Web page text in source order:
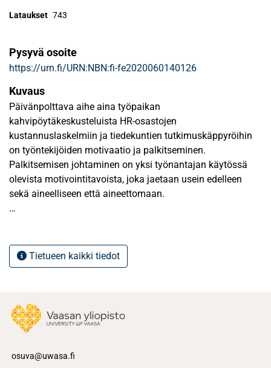
Lataukset 743
Pysyvä osoite
https://urn.fi/URN:NBN:fi-fe2020060140126
Kuvaus
Päivänpolttava aihe aina työpaikan
kahvipöytäkeskusteluista HR-osastojen
kustannuslaskelmiin ja tiedekuntien tutkimuskäppyröihin
on työntekijöiden motivaatio ja palkitseminen.
Palkitsemisen johtaminen on yksi työnantajan käytössä
olevista motivointitavoista, joka jaetaan usein edelleen
sekä aineelliseen että aineettomaan.
palkitseminen usein lähiesimiehen harteille. Lisäksi
motivaation synnyttäminen palkitsemisen avulla ei ole
sukupolvet kokevat työelämää eri tavoin ja arvostavat
työssä eri asioita.
Tämä kvalitatiivinen tutkielma keskittyy tarkastelemaan
Tietueen kaikki tiedot
osuva@uwasa.fi